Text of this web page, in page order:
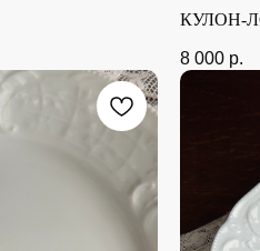
КУЛОН-
8 000 р.